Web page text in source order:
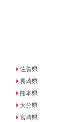
佐賀県
長崎県
熊本県
大分県
宮崎県